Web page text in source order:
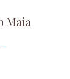
Maia